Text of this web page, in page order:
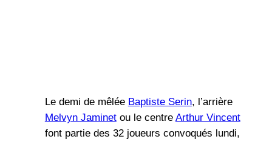
Le demi de mêlée Baptiste Serin, l’arrière
Melvyn Jaminetou le centre Arthur Vincent
font partie des 32 joueurs convoqués lundi,